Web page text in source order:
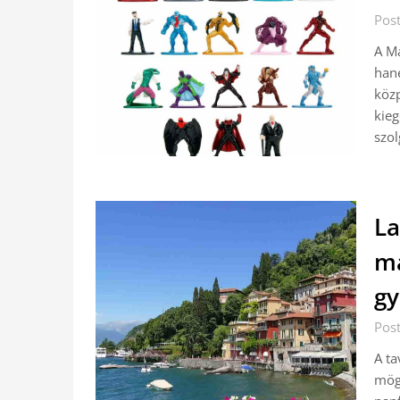
A
A